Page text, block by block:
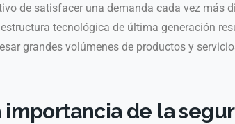
de satisfacer una demanda cada vez más
tecnológica de última generación
grandes volúmenes de productos y
importancia de la